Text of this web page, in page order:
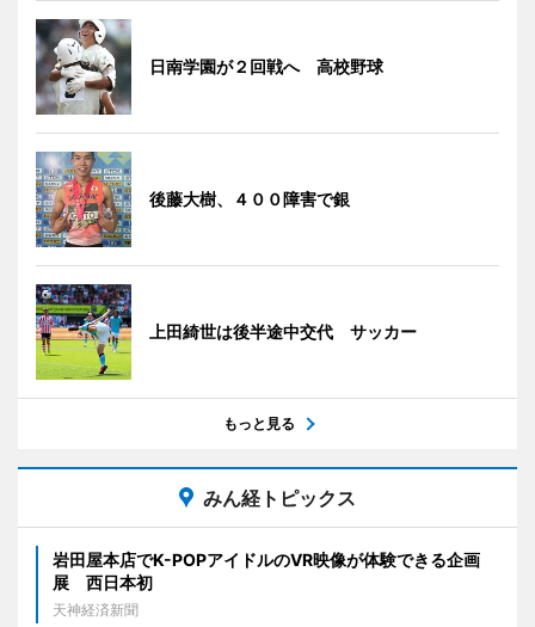
日南学園が２回戦へ 高校野球
後藤大樹、４００障害で銀
上田綺世は後半途中交代 サッカー
もっと見る
みん経トピックス
岩田屋本店でK-POPアイドルのVR映像が体験できる企画
展 西日本初
天神経済新聞